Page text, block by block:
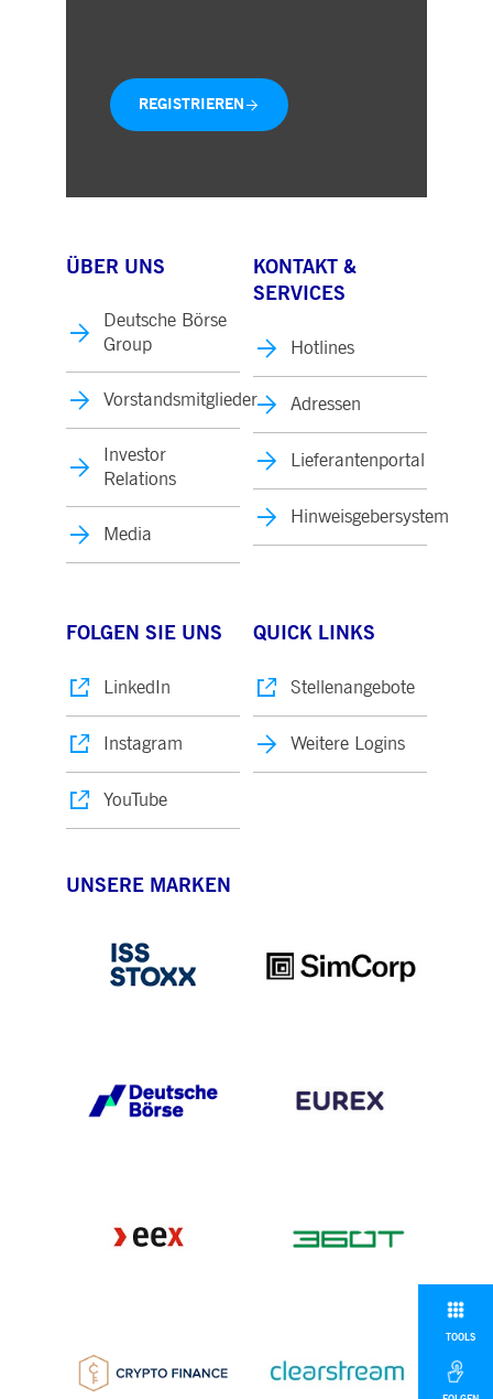
TOOLS
REGISTRIEREN
ÜBER UNS
Deutsche Börse
Group
Vorstandsmitglieder
Investor
Relations
Media
KONTAKT &
SERVICES
Hotlines
Adressen
Lieferantenportal
Hinweisgebersystem
FOLGEN SIE UNS
LinkedIn
Instagram
YouTube
QUICK LINKS
Stellenangebote
Weitere Logins
UNSERE MARKEN